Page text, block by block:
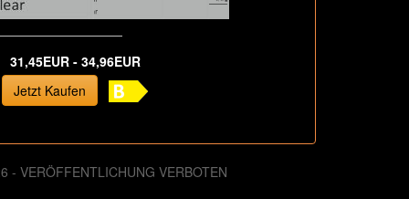
31,45EUR - 34,96EUR
Jetzt Kaufen
- VERÖFFENTLICHUNG VERBOTEN